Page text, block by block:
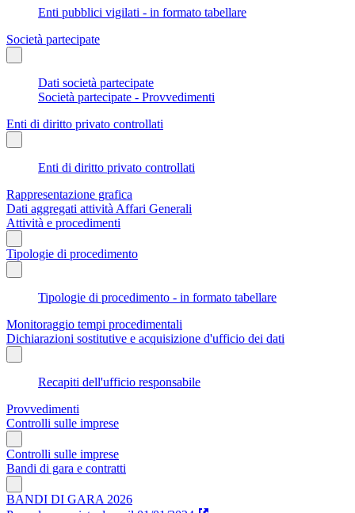
Enti pubblici vigilati - in formato tabellare
Società partecipate
Dati società partecipate
Società partecipate - Provvedimenti
Enti di diritto privato controllati
Enti di diritto privato controllati
Rappresentazione grafica
Dati aggregati attività Affari Generali
Attività e procedimenti
Tipologie di procedimento
Tipologie di procedimento - in formato tabellare
Monitoraggio tempi procedimentali
Dichiarazioni sostitutive e acquisizione d'ufficio dei dati
Recapiti dell'ufficio responsabile
Provvedimenti
Controlli sulle imprese
Controlli sulle imprese
Bandi di gara e contratti
BANDI DI GARA 2026